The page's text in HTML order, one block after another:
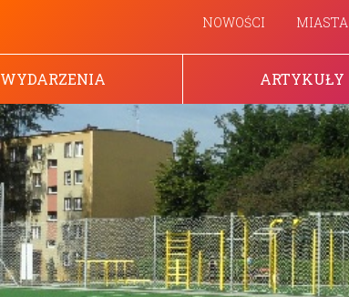
NOWOŚCI MIASTA
WYDARZENIA ARTYKUŁY